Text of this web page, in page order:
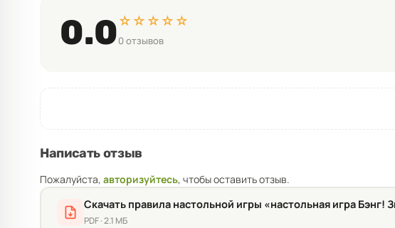
0.0☆☆☆☆☆
0 отзывов
Написать отзыв
Пожалуйста, авторизуйтесь, чтобы оставить отзыв.
Скачать правила настольной игры «настольная игра Бэнг!
PDF · 2.1 МБ